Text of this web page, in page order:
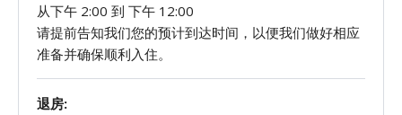
从下午 2:00 到 下午 12:00
请提前告知我们您的预计到达时间，以便我们做好相应
准备并确保顺利入住。
退房: